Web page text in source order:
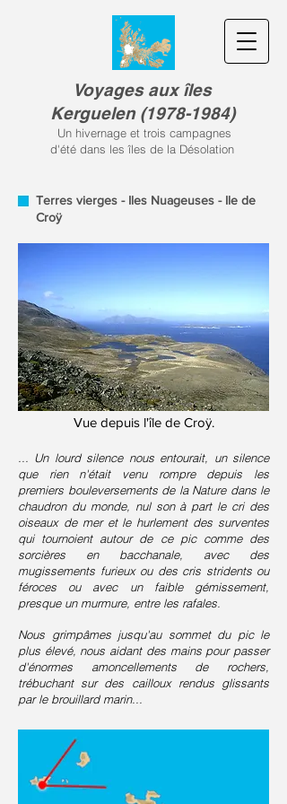
Voyages aux îles
Kerguelen (1978-1984)
Un hivernage et trois campagnes
d'été dans les îles de la Désolation
Terres vierges - Iles Nuageuses - Ile de
Croÿ
Vue depuis l'île de Croÿ.
... Un lourd silence nous entourait, un silence
que rien n'était venu rompre depuis les
premiers bouleversements de la Nature dans le
chaudron du monde, nul son à part le cri des
oiseaux de mer et le hurlement des surventes
qui tournoient autour de ce pic comme des
sorcières en bacchanale, avec des
mugissements furieux ou des cris stridents ou
féroces ou avec un faible gémissement,
presque un murmure, entre les rafales.
Nous grimpâmes jusqu'au sommet du pic le
plus élevé, nous aidant des mains pour passer
d'énormes amoncellements de rochers,
trébuchant sur des cailloux rendus glissants
par le brouillard marin...